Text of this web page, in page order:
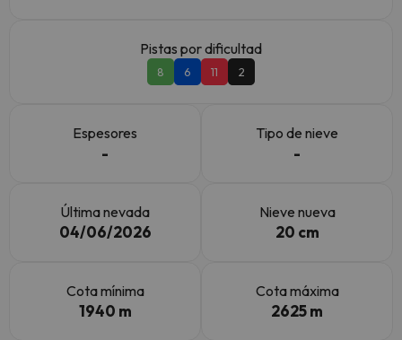
Pistas por dificultad
8 6 11 2
Espesores
-
Tipo de nieve
-
Última nevada
04/06/2026
Nieve nueva
20 cm
Cota mínima
1940 m
Cota máxima
2625 m